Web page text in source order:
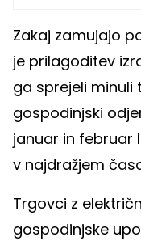
Zakaj zamujajo
je prilagoditev
ga sprejeli
gospodinjski
januar in februar
v najdražjem
Trgovci z
gospodinjske